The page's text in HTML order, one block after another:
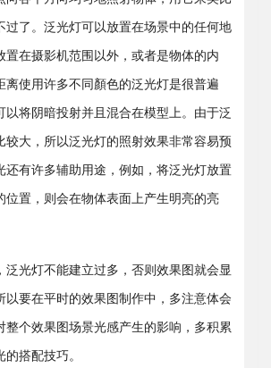
过了。泛光灯可以放置在场景中的任何地
置在摄影机范围以外，或者是物体的内
离使用许多不同顏色的泛光灯是很普遍
以将阴暗投射并且混合在模型上。由于泛
较大，所以泛光灯的照射效果非常容易预
还有许多辅助用途，例如，将泛光灯放置
位置，则会在物体表面上产生明亮的亮
光灯不能建立过多，否则效果图就会显
以要在平时的效果图制作中，多注意体会
整个效果图场景光感产生的影响，多积累
搭配技巧。